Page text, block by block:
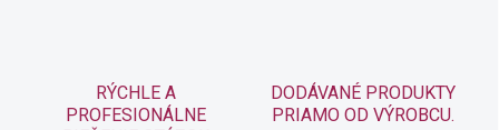
RÝCHLE A
PROFESIONÁLNE
DODÁVANÉ PRODUKTY
PRIAMO OD VÝROBCU.